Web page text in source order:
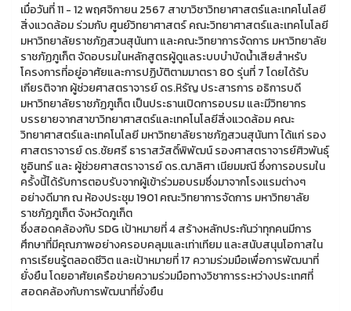
เมื่อวันที่ 11 - 12 พฤศจิกายน 2567 สาขาวิชาวิทยาศาสตร์และเทคโนโลยี
สิ่งแวดล้อม ร่วมกับ ศูนย์วิทยาศาสตร์ คณะวิทยาศาสตร์และเทคโนโลยี
มหาวิทยาลัยราชภัฏสวนสุนันทา และคณะวิทยาการจัดการ มหาวิทยาลัย
ราชภัฏภูเก็ต จัดอบรมในหลักสูตรผู้ดูแลระบบบำบัดน้ำเสียสำหรับ
โครงการที่อยู่อาศัยและการปฏิบัติตามมาตรา 80 รุ่นที่ 7 โดยได้รับ
เกียรติจาก ผู้ช่วยศาสตราจารย์ ดร.หิรัญ ประสารการ อธิการบดี
มหาวิทยาลัยราชภัฏภูเก็ต เป็นประธานเปิดการอบรม และมีวิทยากร
บรรยายจากสาขาวิทยาศาสตร์และเทคโนโลยีสิ่งแวดล้อม คณะ
วิทยาศาสตร์และเทคโนโลยี มหาวิทยาลัยราชภัฎสวนสุนันทา ได้แก่ รอง
ศาสตราจารย์ ดร.ชัยศรี ธาราสวัสดิ์พิพัฒน์ รองศาสตราจารย์ศิวพันธุ์
ชูอินทร์ และ ผู้ช่วยศาสตราจารย์ ดร.ฒาลิศา เนียมมณี ซึ่งการอบรมใน
ครั้งนี้ได้รับการตอบรับจากผู้เข้าร่วมอบรมซึ่งมาจากโรงแรมต่างๆ
อย่างดีมาก ณ ห้องประชุม 1901 คณะวิทยาการจัดการ มหาวิทยาลัย
ราชภัฏภูเก็ต จังหวัดภูเก็ต
ซึ่งสอดคล้องกับ SDG เป้าหมายที่ 4 สร้างหลักประกันว่าทุกคนมีการ
ศึกษาที่มีคุณภาพอย่างครอบคลุมและเท่าเทียม และสนับสนุนโอกาสใน
การเรียนรู้ตลอดชีวิต และเป้าหมายที่ 17 ความร่วมมือเพื่อการพัฒนาที่
ยั่งยืน โดยอาศัยเครือข่ายความร่วมมือทางวิชาการระหว่างประเทศที่
สอดคล้องกับการพัฒนาที่ยั่งยืน